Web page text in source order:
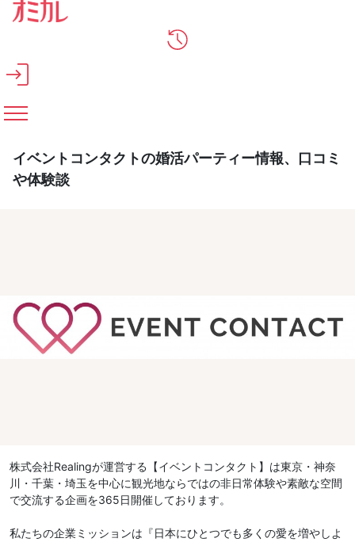
メインコンテンツへスキップ
イベントコンタクトの婚活パーティー情報、口コミ
や体験談
株式会社Realingが運営する【イベントコンタクト】は東京・神奈
川・千葉・埼玉を中心に観光地ならではの非日常体験や素敵な空間
で交流する企画を365日開催しております。
私たちの企業ミッションは『日本にひとつでも多くの愛を増やしよ